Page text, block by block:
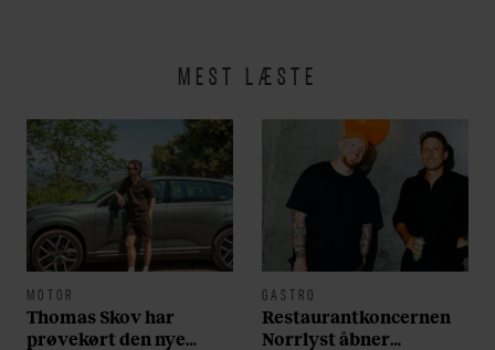
MEST LÆSTE
MOTOR
Thomas Skov har
prøvekørt den nye
GASTRO
Restaurantkoncernen
Norrlyst åbner